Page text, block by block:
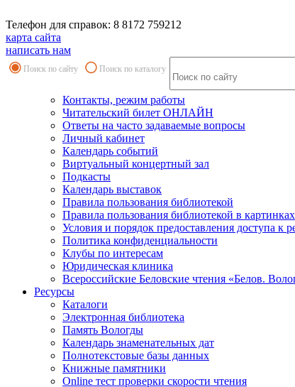
Телефон для справок: 8 8172 759212
карта сайта
написать нам
Поиск по сайту Поиск по каталогу
Контакты, режим работы
Читательский билет ОНЛАЙН
Ответы на часто задаваемые вопросы
Личный кабинет
Календарь событий
Виртуальный концертный зал
Подкасты
Календарь выставок
Правила пользования библиотекой
Правила пользования библиотекой в картинках
Условия и порядок предоставления доступа к
Политика конфиденциальности
Клубы по интересам
Юридическая клиника
Всероссийские Беловские чтения «Белов.
Ресурсы
Каталоги
Электронная библиотека
Память Вологды
Календарь знаменательных дат
Полнотекстовые базы данных
Книжные памятники
Online тест проверки скорости чтения